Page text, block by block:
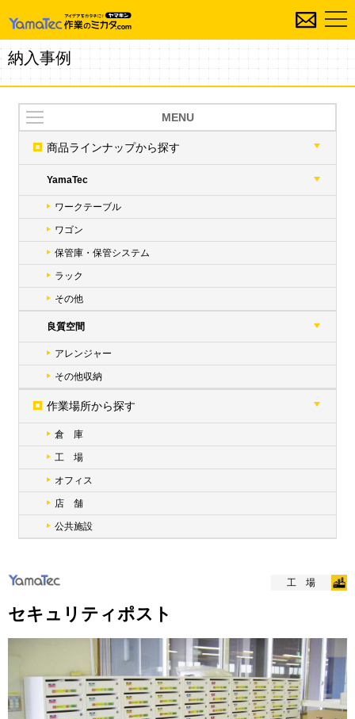
納入事例
MENU
商品ラインナップから探す
YamaTec
ワークテーブル
ワゴン
保管庫・保管システム
ラック
その他
良質空間
アレンジャー
その他収納
作業場所から探す
倉 庫
工 場
オフィス
店 舗
公共施設
工 場
セキュリティポスト